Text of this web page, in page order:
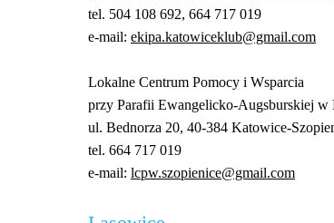
tel. 504 108 692, 664 717 019
e-mail: ekipa.katowiceklub@gmail.com
Lokalne Centrum Pomocy i Wsparcia
przy Parafii Ewangelicko-Augsburskiej w
ul. Bednorza 20, 40-384 Katowice-
tel. 664 717 019
e-mail: lcpw.szopienice@gmail.com